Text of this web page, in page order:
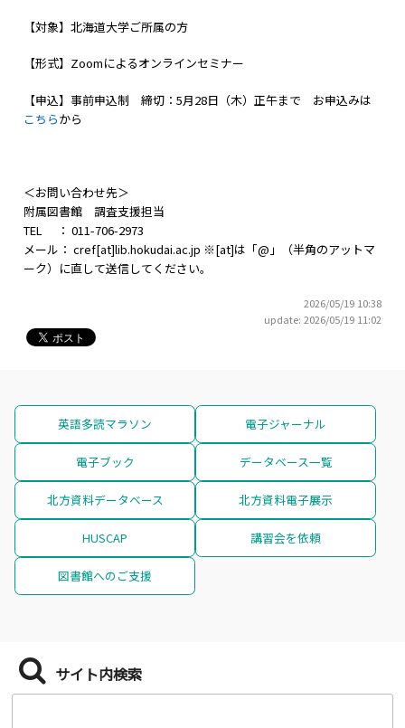
【対象】北海道大学ご所属の方
【形式】Zoomによるオンラインセミナー
【申込】事前申込制 締切：5月28日（木）正午まで お申込みは
こちらから
＜お問い合わせ先＞
附属図書館 調査支援担当
TEL ： 011-706-2973
メール： cref[at]lib.hokudai.ac.jp ※[at]は「@」（半角のアットマ
ーク）に直して送信してください。
2026/05/19 10:38
update: 2026/05/19 11:02
英語多読マラソン 電子ジャーナル
電子ブック データベース一覧
北方資料データベース 北方資料電子展示
HUSCAP 講習会を依頼
図書館へのご支援
サイト内検索